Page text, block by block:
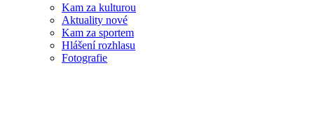
Kam za kulturou
Aktuality nové
Kam za sportem
Hlášení rozhlasu
Fotografie